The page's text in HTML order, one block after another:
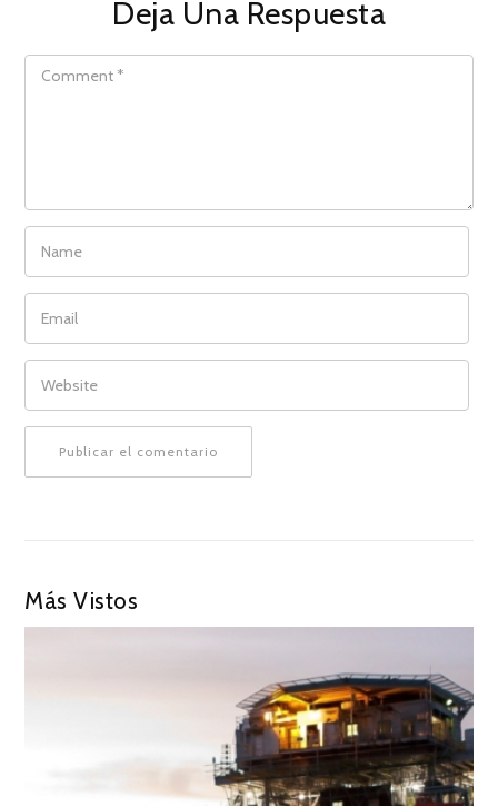
Deja Una Respuesta
COMMENT
NAME
EMAIL
WEBSITE
Más Vistos